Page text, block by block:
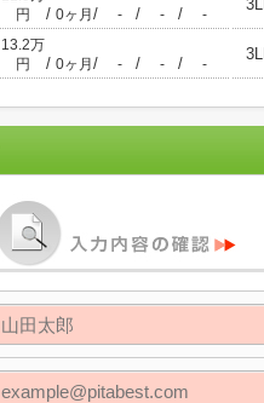
円
/ 0ヶ月 / - / - / -
13.2万
円
/ 0ヶ月 / - / - / -